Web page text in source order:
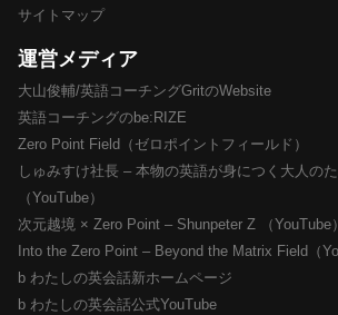
サイトマップ
運営メディア
大山俊輔/英語コーチングGritのWebsite
英語コーチングのbe:RIZE
Zero Point Field（ゼロポイントフィールド）
しゅみすけ社長 – 本物の英語が身につく大人の
（YouTube）
次元越境 × Zero Point – Shunpeter Z （YouTube）
Into the Zero Point – Beyond the Matrix Field（
b わたしの英会話新ホームページ
b わたしの英会話公式YouTube